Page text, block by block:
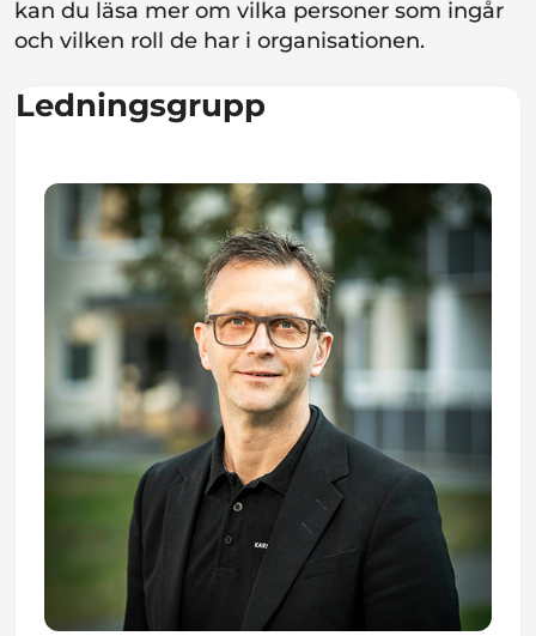
kan du läsa mer om vilka personer som ingår
och vilken roll de har i organisationen.
Ledningsgrupp